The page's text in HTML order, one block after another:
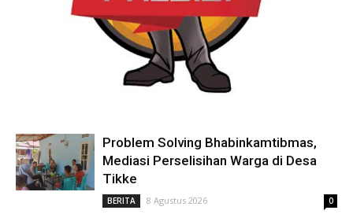
Problem Solving Bhabinkamtibmas,
Mediasi Perselisihan Warga di Desa
Tikke
BERITA 8 Agustus 2026 0